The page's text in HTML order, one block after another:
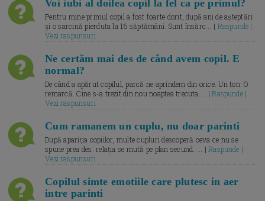
Voi iubi al doilea copil la fel ca pe primul?
Pentru mine primul copil a fost foarte dorit, după ani de așteptări
și o sarcină pierduta la 16 săptămâni. Sunt însărc... | Raspunde |
Vezi raspunsuri
Ne certăm mai des de când avem copil. E
normal?
De când a apărut copilul, parcă ne aprindem din orice. Un ton. O
remarcă. Cine s-a trezit din nou noaptea trecuta.... |Raspunde |
Vezi raspunsuri
Cum ramanem un cuplu, nu doar parinti
După apariția copiilor, multe cupluri descoperă ceva ce nu se
spune prea des: relația se mută pe plan secund. ... |Raspunde |
Vezi raspunsuri
Copilul simte emotiile care plutesc in aer
intre parinti